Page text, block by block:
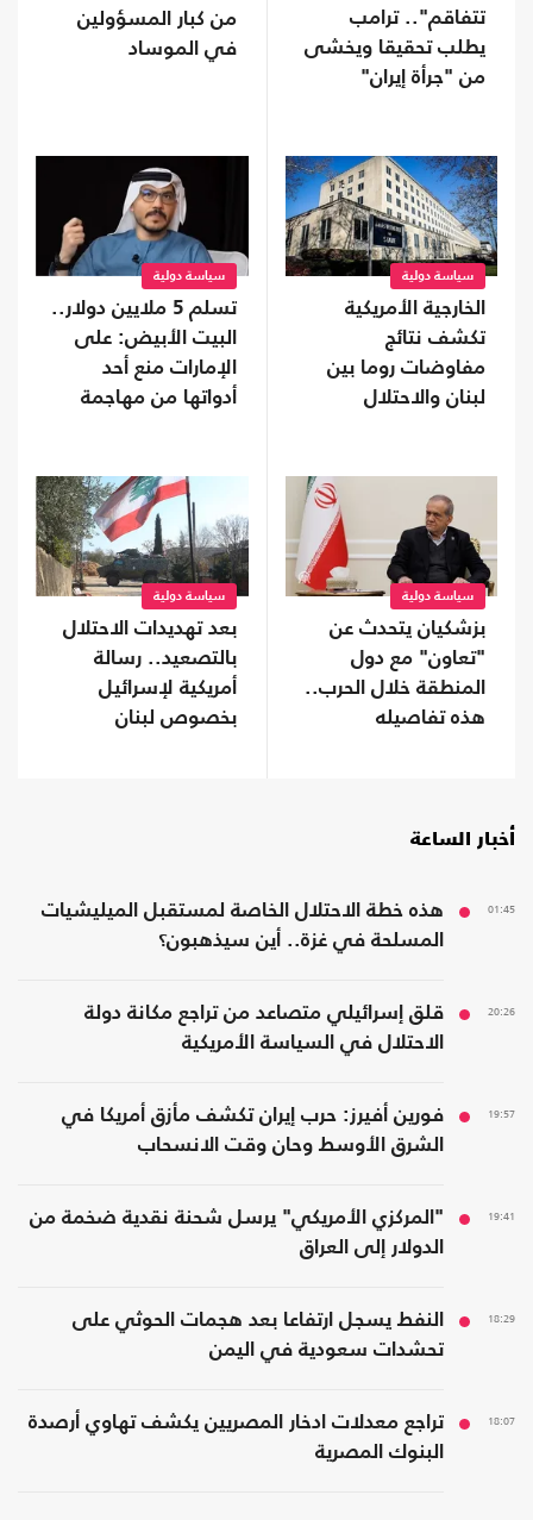
تتفاقم".. ترامب
يطلب تحقيقا ويخشى
من "جرأة إيران"
من كبار المسؤولين
في الموساد
سياسة دولية
الخارجية الأمريكية
تكشف نتائج
مفاوضات روما بين
لبنان والاحتلال
سياسة دولية
تسلم 5 ملايين دولار..
البيت الأبيض: على
الإمارات منع أحد
أدواتها من مهاجمة
سياسة دولية
بزشكيان يتحدث عن
"تعاون" مع دول
المنطقة خلال الحرب..
هذه تفاصيله
سياسة دولية
بعد تهديدات الاحتلال
بالتصعيد.. رسالة
أمريكية لإسرائيل
بخصوص لبنان
أخبار الساعة
01:45
هذه خطة الاحتلال الخاصة لمستقبل الميليشيات
المسلحة في غزة.. أين سيذهبون؟
20:26
قلق إسرائيلي متصاعد من تراجع مكانة دولة
الاحتلال في السياسة الأمريكية
19:57
فورين أفيرز: حرب إيران تكشف مأزق أمريكا في
الشرق الأوسط وحان وقت الانسحاب
19:41
"المركزي الأمريكي" يرسل شحنة نقدية ضخمة من
الدولار إلى العراق
18:29
النفط يسجل ارتفاعا بعد هجمات الحوثي على
تحشدات سعودية في اليمن
18:07
تراجع معدلات ادخار المصريين يكشف تهاوي أرصدة
البنوك المصرية